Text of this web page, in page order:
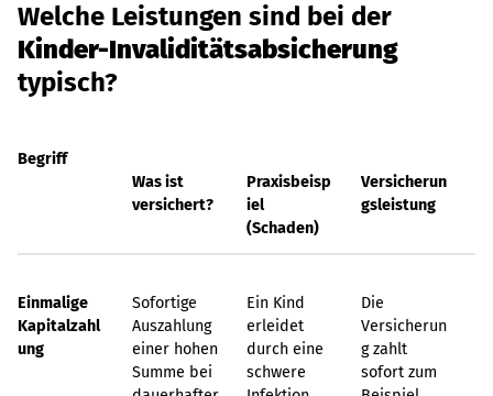
Welche Leistungen sind bei der
Kinder-Invaliditätsabsicherung
typisch?
Begriff
Was ist
versichert?
Praxisbeisp
iel
(Schaden)
Versicherun
gsleistung
Einmalige
Kapitalzahl
ung
Sofortige
Auszahlung
einer hohen
Summe bei
Ein Kind
erleidet
durch eine
schwere
Die
Versicherun
g zahlt
sofort zum